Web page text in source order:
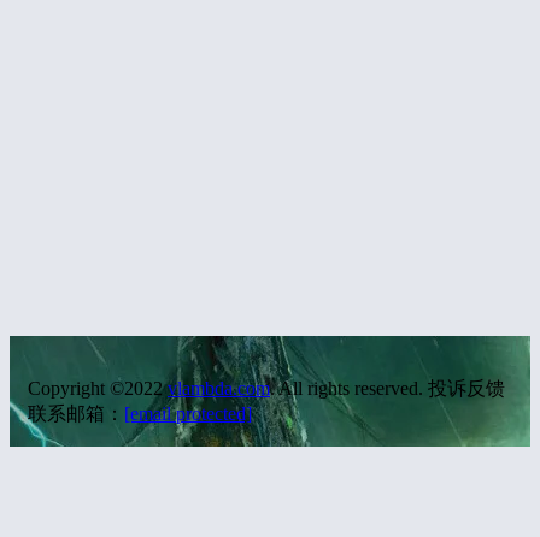
Copyright ©2022vlambda.com. All rights reserved. 投诉反馈
联系邮箱： [email protected]